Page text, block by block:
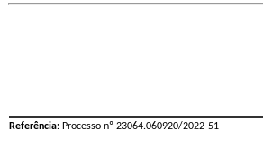
Referência: Processo nº 23064.060920/2022-51